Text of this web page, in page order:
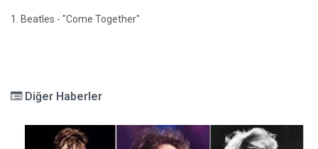
1. Beatles - "Come Together"
Diğer Haberler